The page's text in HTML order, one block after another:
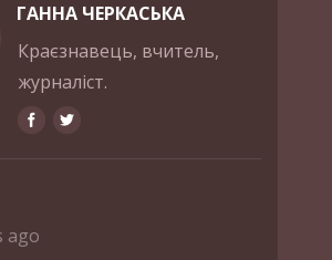
ГАННА ЧЕРКАСЬКА
Краєзнавець, вчитель,
журналіст.
ago